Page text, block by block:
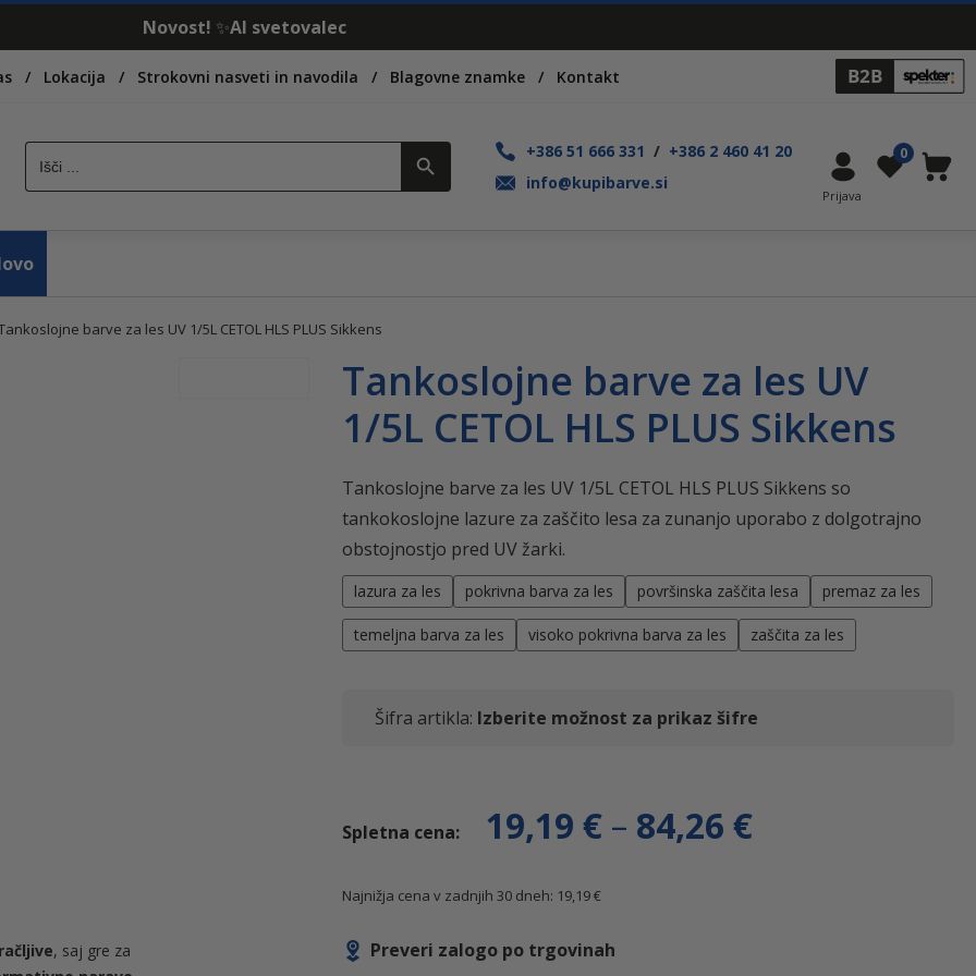
Novost! ✨AI svetovalec
Lokacija Strokovni nasveti in navodila Blagovne znamke Kontakt
Search
for:
Search Button +386 51 666 331 / +386 2 460 41 20
info@kupibarve.si
Moj račun
Seznam
0
barve za les UV 1/5L CETOL HLS PLUS Sikkens
, saj gre za
Tankoslojne barve za les UV
1/5L CETOL HLS PLUS Sikkens
Tankoslojne barve za les UV 1/5L CETOL HLS PLUS Sikkens so
tankokoslojne lazure za zaščito lesa za zunanjo uporabo z dolgotrajno
obstojnostjo pred UV žarki.
lazura za les pokrivna barva za les površinska zaščita lesa premaz za les
temeljna barva za les visoko pokrivna barva za les zaščita za les
Šifra artikla: Izberite možnost za prikaz šifre
19,19 € – 84,26 €C
Najnižja cena v zadnjih 30 dneh: 19,19€
Preveri zalogo po trgovinah